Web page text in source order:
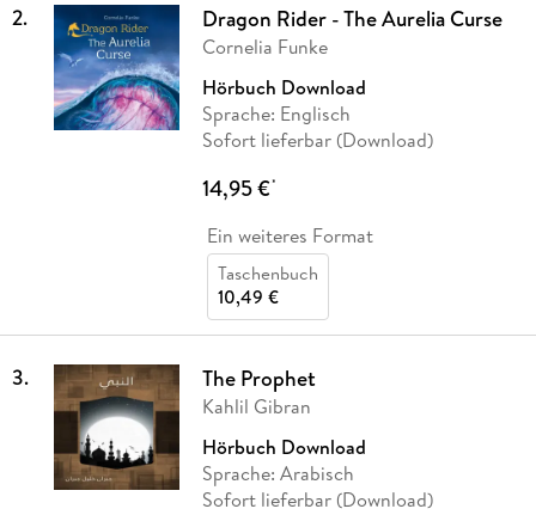
2. Dragon Rider - The Aurelia Curse
Cornelia Funke
Hörbuch Download
Sprache: Englisch
Sofort lieferbar (Download)
14,95 €*
Ein weiteres Format
Taschenbuch
10,49 €
3. The Prophet
Kahlil Gibran
Hörbuch Download
Sprache: Arabisch
Sofort lieferbar (Download)